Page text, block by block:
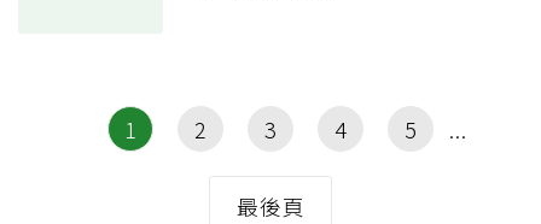
1 2 3 4 5
最後頁